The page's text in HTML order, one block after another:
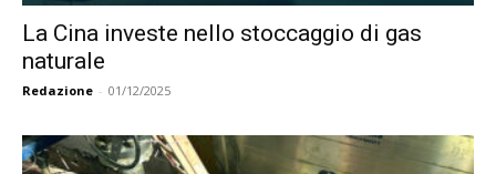
La Cina investe nello stoccaggio di gas
naturale
Redazione - 01/12/2025